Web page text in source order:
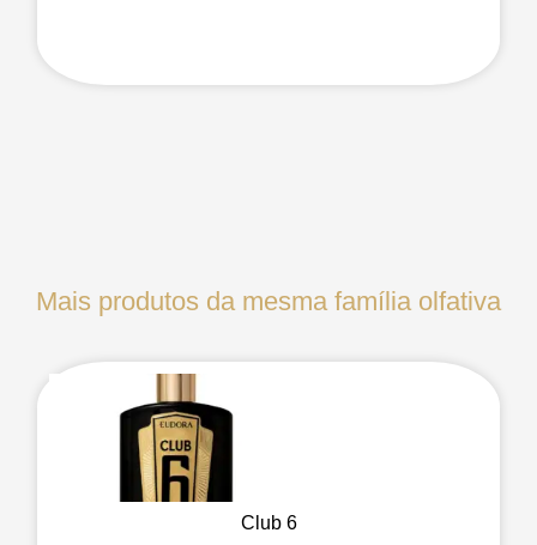
Mais produtos da mesma família olfativa
Club 6